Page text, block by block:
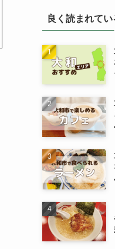
良く読まれて